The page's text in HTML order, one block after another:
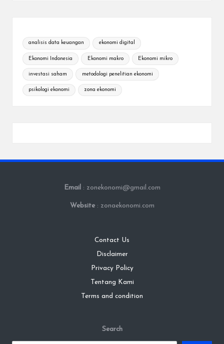
analisis data keuangan ekonomi digital
Ekonomi Indonesia Ekonomi makro Ekonomi mikro
investasi saham metodologi penelitian ekonomi
psikologi ekonomi zona ekonomi
Email : zonekonomi@gmail.com
Website : zonaekonomi.com
Contact Us
Disclaimer
Privacy Policy
Tentang Kami
Terms and condition
Search